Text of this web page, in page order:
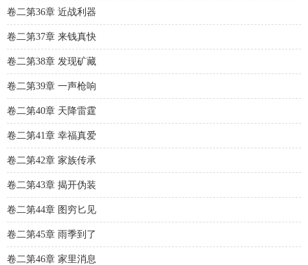
卷二第36章 近战利器
卷二第37章 来钱真快
卷二第38章 发现矿藏
卷二第39章 一声枪响
卷二第40章 天降雷霆
卷二第41章 幸福真爱
卷二第42章 家族传承
卷二第43章 揭开伪装
卷二第44章 图穷匕见
卷二第45章 雨季到了
卷二第46章 家里消息